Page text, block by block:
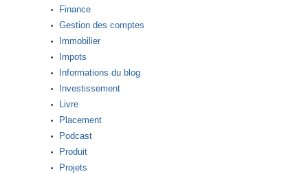
Finance
Gestion des comptes
Immobilier
Impots
Informations du blog
Investissement
Livre
Placement
Podcast
Produit
Projets